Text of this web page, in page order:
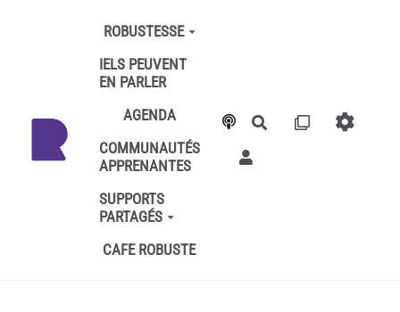
Aller au contenu principal
ROBUSTESSE
IELS PEUVENT
EN PARLER
AGENDA
COMMUNAUTÉS
APPRENANTES
SUPPORTS
PARTAGÉS
CAFE ROBUSTE
Rechercher